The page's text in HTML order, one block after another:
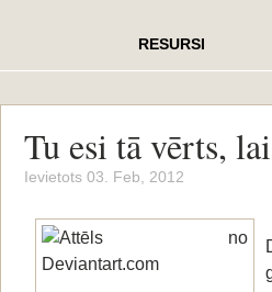
RESURSI
Tu esi tā vērts,
Ievietots 03. Feb, 2012